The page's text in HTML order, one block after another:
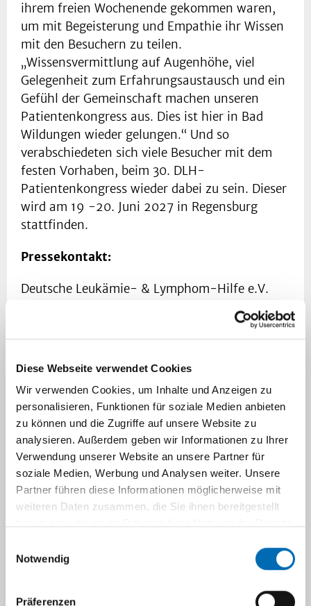
Diese Webseite verwendet Cookies
Wir verwenden Cookies, um Inhalte und Anzeigen zu
personalisieren, Funktionen für soziale Medien anbieten
zu können und die Zugriffe auf unsere Website zu
analysieren. Außerdem geben wir Informationen zu Ihrer
Verwendung unserer Website an unsere Partner für
soziale Medien, Werbung und Analysen weiter. Unsere
Partner führen diese Informationen möglicherweise mit
weiteren Daten zusammen, die Sie ihnen bereitgestellt
Notwendig
Präferenzen
ihrem freien Wochenende gekommen waren,
um mit Begeisterung und Empathie ihr Wissen
mit den Besuchern zu teilen.
„Wissensvermittlung auf Augenhöhe, viel
Gelegenheit zum Erfahrungsaustausch und ein
Gefühl der Gemeinschaft machen unseren
Patientenkongress aus. Dies ist hier in Bad
Wildungen wieder gelungen.“ Und so
verabschiedeten sich viele Besucher mit dem
festen Vorhaben, beim 30. DLH-
Patientenkongress wieder dabei zu sein. Dieser
wird am 19 -20. Juni 2027 in Regensburg
stattfinden.
Pressekontakt:
Deutsche Leukämie- & Lymphom-Hilfe e.V.
h.behrbohm@leukaemie-
hilfe.de,www.leukaemie-hilfe.de.
Die Deutsche Leukämie- & Lymphom-Hilfe
(DLH e.V.) ist der Bundesverband der
Selbsthilfeorganisationen zur Unterstützung
von Erwachsenen mit Leukämien und
Lymphomen. Neben der Unterstützung der
Selbsthilfegruppen ist es der DLH ein Anliegen,
die Interessen von Blutkrebsbetroffenen
gegenüber der Politik, den Krankenkassen,
medizinischen Organisationen und anderen
umfangreiches Angebot an Infomaterial für
ratsuchende Patienten und Angehörige vor.
Die DLH steht unter der Schirmherrschaft der